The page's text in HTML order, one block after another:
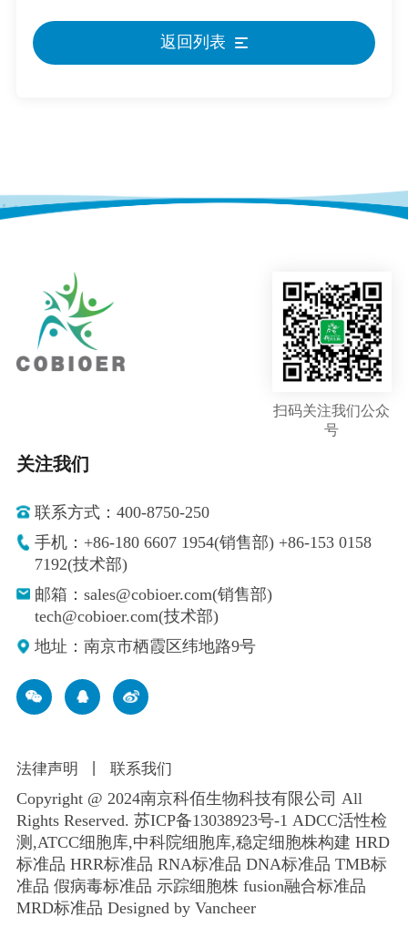
返回列表
扫码关注我们公众
号
关注我们
联系方式：400-8750-250
手机：+86-180 6607 1954(销售部) +86-153 0158
7192(技术部)
邮箱：sales@cobioer.com(销售部)
tech@cobioer.com(技术部)
地址：南京市栖霞区纬地路9号
法律声明 联系我们
Copyright @ 2024南京科佰生物科技有限公司 All
Rights Reserved. 苏ICP备13038923号-1 ADCC活性检
测,ATCC细胞库,中科院细胞库,稳定细胞株构建 HRD
标准品 HRR标准品 RNA标准品 DNA标准品 TMB标
准品 假病毒标准品 示踪细胞株 fusion融合标准品
MRD标准品 Designed by Vancheer